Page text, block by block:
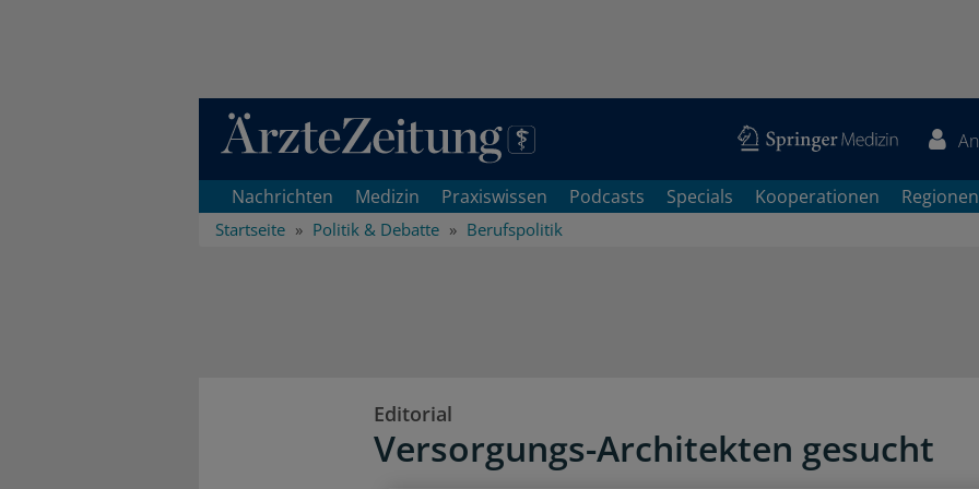
Direkt zum Inhaltsbereich
Nachrichten Medizin Praxiswissen Podcasts Specials Kooperationen Regionen
Startseite Politik & Debatte Berufspolitik
Editorial
Versorgungs-Architekten gesucht